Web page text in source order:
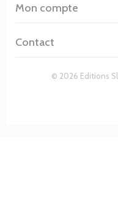
© 2026 Editions
Mon compte
Contact